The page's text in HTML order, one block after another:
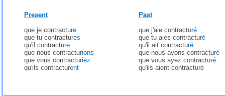
Present
que je contracture
que tu contractures
qu'il contracture
que nous contracturions
que vous contracturiez
qu'ils contracturent
Past
que j'aie contracturé
que tu aies contracturé
qu'il ait contracturé
que nous ayons contracturé
que vous ayez contracturé
qu'ils aient contracturé